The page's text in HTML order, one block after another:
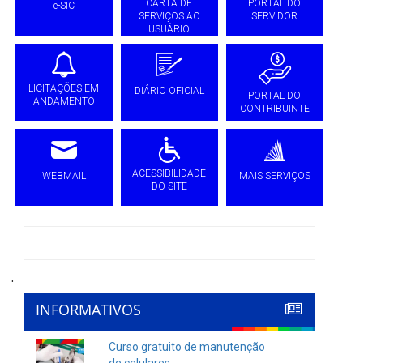
e-SIC
CARTA DE
SERVIÇOS AO
USUÁRIO
PORTAL DO
SERVIDOR
LICITAÇÕES EM
ANDAMENTO
DIÁRIO OFICIAL
PORTAL DO
CONTRIBUINTE
WEBMAIL
ACESSIBILIDADE
DO SITE
MAIS SERVIÇOS
'
INFORMATIVOS
Curso gratuito de manutenção